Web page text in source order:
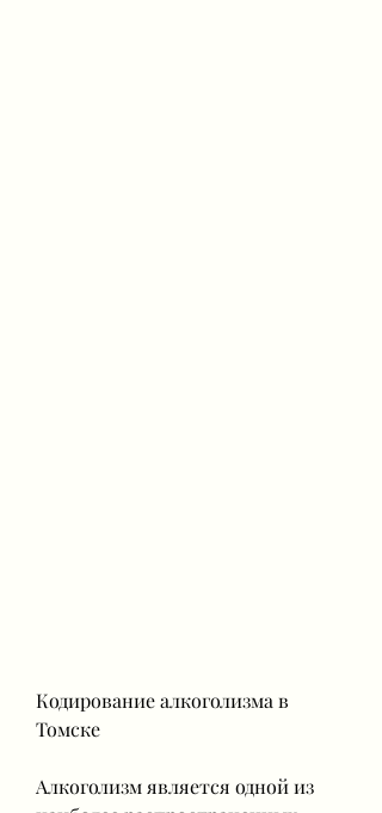
Кодирование алкоголизма в
Томске
Алкоголизм является одной из